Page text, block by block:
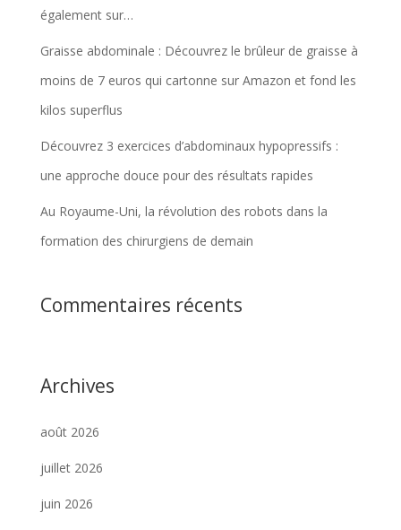
également sur…
Graisse abdominale : Découvrez le brûleur de graisse à
moins de 7 euros qui cartonne sur Amazon et fond les
kilos superflus
Découvrez 3 exercices d’abdominaux hypopressifs :
une approche douce pour des résultats rapides
Au Royaume-Uni, la révolution des robots dans la
formation des chirurgiens de demain
Commentaires récents
Archives
août 2026
juillet 2026
juin 2026